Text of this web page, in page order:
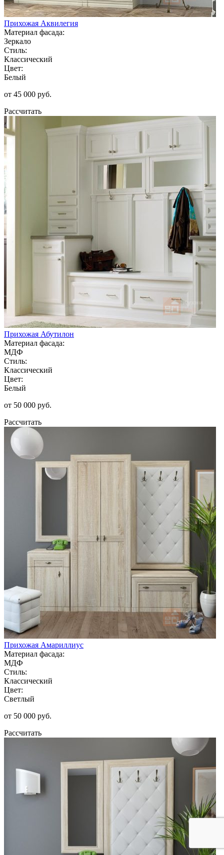
Прихожая Аквилегия
Материал фасада:
Зеркало
Стиль:
Классический
Цвет:
Белый
от 45 000 руб.
Рассчитать
Прихожая Абутилон
Материал фасада:
МДФ
Стиль:
Классический
Цвет:
Белый
от 50 000 руб.
Рассчитать
Прихожая Амариллиус
Материал фасада:
МДФ
Стиль:
Классический
Цвет:
Светлый
от 50 000 руб.
Рассчитать